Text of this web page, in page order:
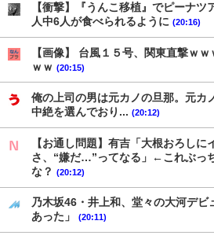
【衝撃】『うんこ移植』でピーナ
人中6人が食べられるように (20:16)
【画像】 台風１５号、関東直撃ｗ
ｗｗ (20:15)
俺の上司の男は元カノの旦那。元カ
中絶を選んでおり... (20:12)
【お通し問題】有吉「大根おろしに
さ、“嫌だ…”ってなる」←これぶっ
な？ (20:12)
乃木坂46・井上和、堂々の大河デビ
あった」
(20:11)